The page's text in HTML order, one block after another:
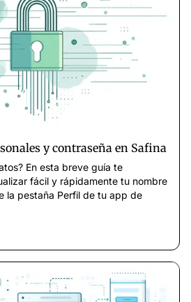
y contraseña en Safina
En esta breve guía te
fácil y rápidamente tu nombre
la pestaña Perfil de tu app de